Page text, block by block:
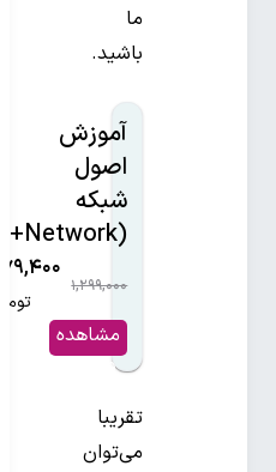
ما
باشید.
آموزش
اصول
شبکه
(Network+)
۱,۲۹۹,۰۰۰
۷۷۹,۴۰۰
تومان
مشاهده
و خرید
تقریبا
می‌توان